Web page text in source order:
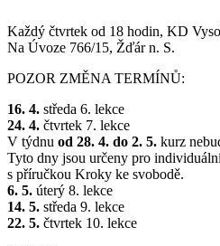
Každý čtvrtek od 18 hodin, KD
Na Úvoze 766/15, Žďár n. S.
POZOR ZMĚNA TERMÍNŮ:
16. 4. středa 6. lekce
24. 4. čtvrtek 7. lekce
V týdnu od 28. 4. do 2. 5. kurz
Tyto dny jsou určeny pro
s příručkou Kroky ke svobodě.
6. 5. úterý 8. lekce
14. 5. středa 9. lekce
22. 5. čtvrtek 10. lekce